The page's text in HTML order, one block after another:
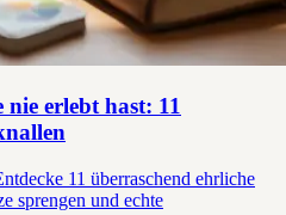
nie erlebt hast: 11
11 überraschend ehrliche
sprengen und echte